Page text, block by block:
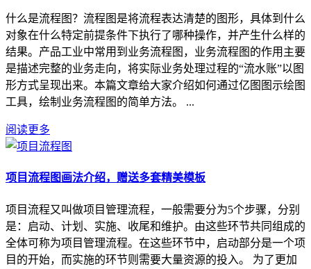
什么是流程图？流程图是将流程表达清楚的图形，具体到什么
对象在什么特定前提条件下执行了哪种操作，并产生什么样的
结果。产品工业中常用到业务流程图，业务流程图的作用主要
是描述完整的业务走向，将实际业务处理过程的“流水账”以图
形方式呈现出来。本篇文章给大家介绍如何通过亿图图示绘图
工具，绘制业务流程图的简单方法。 ...
阅读更多
项目流程图画法介绍，赠送多套精美模板
项目流程又叫做项目管理流程，一般需要分为5个步骤，分别
是：启动、计划、实施、收尾和维护。由这些环节共同组成的
全体可称为项目管理流程。在这些环节中，启动部分是一个项
目的开始，而实施的环节则需要大量资源的投入。 为了更加